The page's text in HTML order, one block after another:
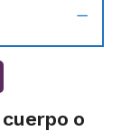
o